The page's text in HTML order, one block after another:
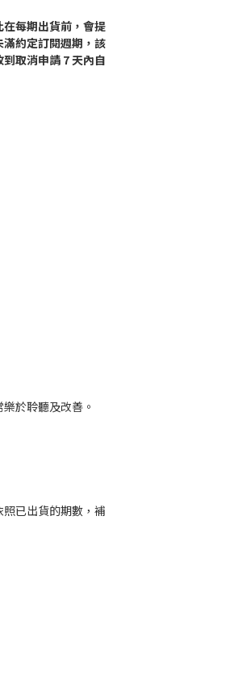
每期出貨前，會提
約定訂閱週期，該
取消申請 7 天內自
於聆聽及改善。
已出貨的期數，補